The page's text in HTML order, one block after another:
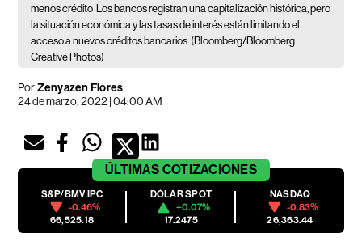
menos crédito Los bancos registran una capitalización histórica, pero
la situación económica y las tasas de interés están limitando el
acceso a nuevos créditos bancarios (Bloomberg/Bloomberg
Creative Photos)
PorZenyazen Flores
24 de marzo, 2022 | 04:00 AM
ÚLTIMAS COTIZACIONES
S&P/BMV IPC
-0.46%
66,525.18
DÓLAR SPOT
+0.07%
17.2475
NASDAQ
-0.83%
26,363.44